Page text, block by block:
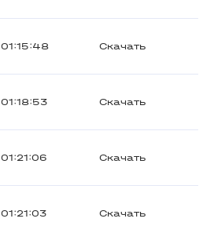
01:15:48 Скачать
01:18:53 Скачать
01:21:06 Скачать
01:21:03 Скачать